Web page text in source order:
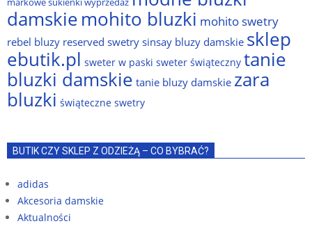
damskiemohito bluzki mohito swetry
rebel bluzy reserved swetrysinsay bluzy damskie sklep
ebutik.pl sweter w paski sweter świąteczny tanie
bluzki damskie tanie bluzy damskie zara
bluzki świąteczne swetry
BUTIK CZY SKLEP Z ODZIEŻĄ – CO BYBRAĆ?
adidas
Akcesoria damskie
Aktualności